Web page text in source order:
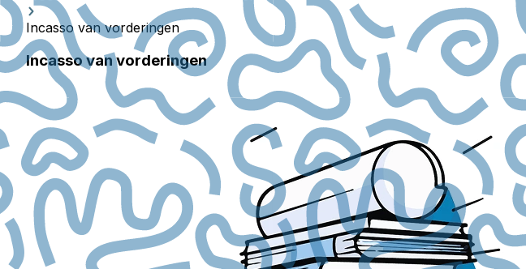
Incasso van vorderingen
Incasso van vorderingen